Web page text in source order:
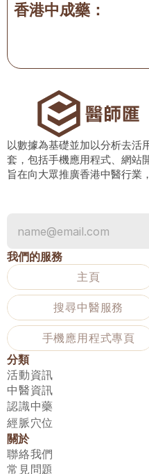
香港中成藥：
以數據為基礎並加以分析去活
套，包括手機應用程式、網站
旨在向大眾推廣香港中醫行業
我們的服務
主頁
搜尋中醫服務
手機應用程式專頁
分類
活動資訊
中醫資訊
認識中藥
經脈穴位
關於
聯絡我們
常見問題